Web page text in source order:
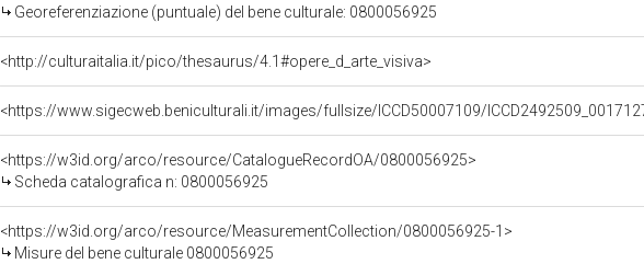
Georeferenziazione (puntuale) del bene culturale: 0800056925
<http://culturaitalia.it/pico/thesaurus/4.1#opere_d_arte_visiva>
<https://www.sigecweb.beniculturali.it/images/fullsize/ICCD50007109/
<https://w3id.org/arco/resource/CatalogueRecordOA/0800056925>
Scheda catalografica n: 0800056925
<https://w3id.org/arco/resource/MeasurementCollection/0800056925-1>
Misure del bene culturale 0800056925